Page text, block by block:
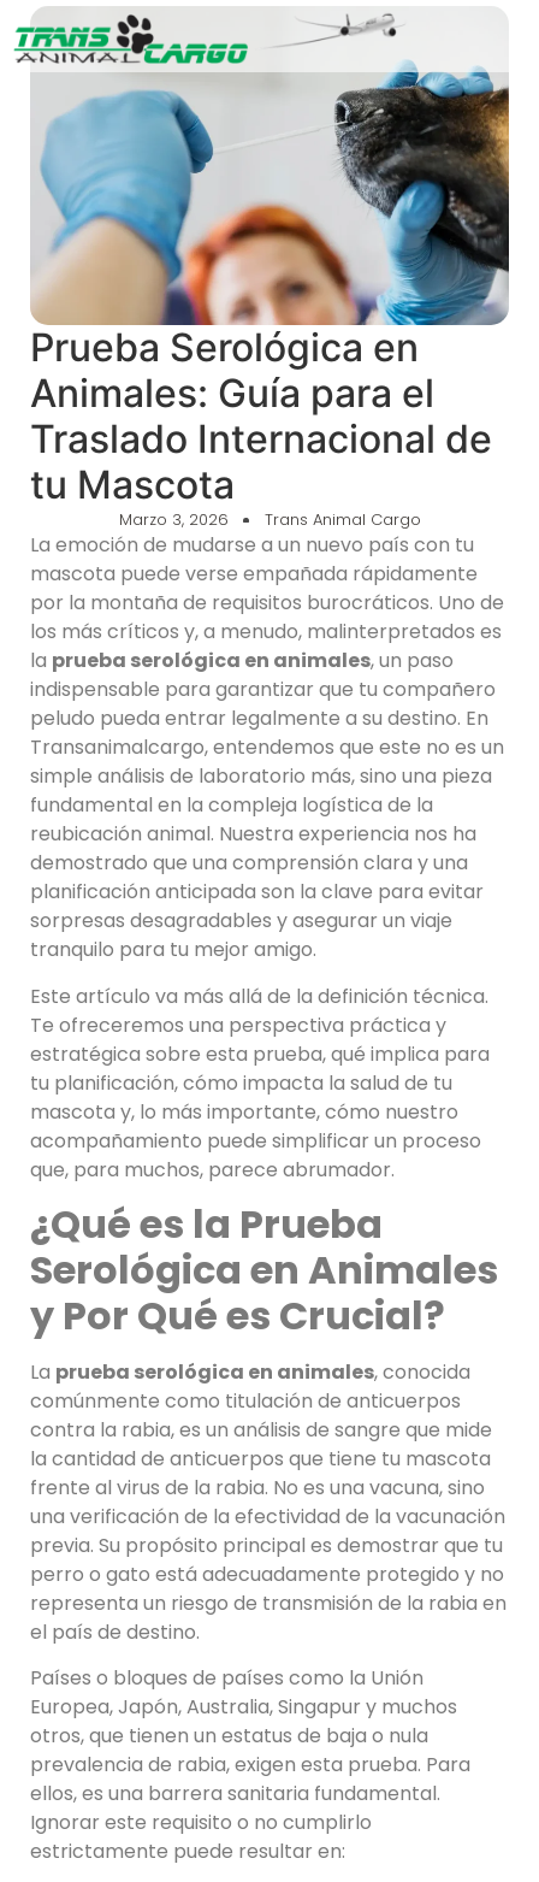
Prueba Serológica en
Animales: Guía para el
Traslado Internacional de
tu Mascota
Marzo 3, 2026 Trans Animal Cargo
La emoción de mudarse a un nuevo país con tu
mascota puede verse empañada rápidamente
por la montaña de requisitos burocráticos. Uno de
los más críticos y, a menudo, malinterpretados es
la prueba serológica en animales, un paso
indispensable para garantizar que tu compañero
peludo pueda entrar legalmente a su destino. En
Transanimalcargo, entendemos que este no es un
simple análisis de laboratorio más, sino una pieza
fundamental en la compleja logística de la
reubicación animal. Nuestra experiencia nos ha
demostrado que una comprensión clara y una
planificación anticipada son la clave para evitar
sorpresas desagradables y asegurar un viaje
tranquilo para tu mejor amigo.
Este artículo va más allá de la definición técnica.
Te ofreceremos una perspectiva práctica y
estratégica sobre esta prueba, qué implica para
tu planificación, cómo impacta la salud de tu
mascota y, lo más importante, cómo nuestro
acompañamiento puede simplificar un proceso
que, para muchos, parece abrumador.
¿Qué es la Prueba
Serológica en Animales
y Por Qué es Crucial?
La prueba serológica en animales, conocida
comúnmente como titulación de anticuerpos
contra la rabia, es un análisis de sangre que mide
la cantidad de anticuerpos que tiene tu mascota
frente al virus de la rabia. No es una vacuna, sino
una verificación de la efectividad de la vacunación
previa. Su propósito principal es demostrar que tu
perro o gato está adecuadamente protegido y no
representa un riesgo de transmisión de la rabia en
el país de destino.
Países o bloques de países como la Unión
Europea, Japón, Australia, Singapur y muchos
otros, que tienen un estatus de baja o nula
prevalencia de rabia, exigen esta prueba. Para
ellos, es una barrera sanitaria fundamental.
Ignorar este requisito o no cumplirlo
estrictamente puede resultar en: